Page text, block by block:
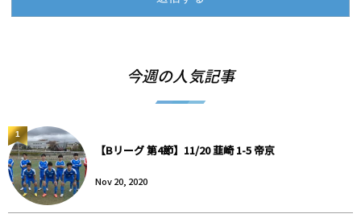
今週の人気記事
【Bリーグ 第4節】11/20 韮崎 1-5 帝京
Nov 20, 2020
1